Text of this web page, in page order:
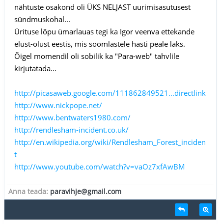
nähtuste osakond oli ÜKS NELJAST uurimisasutusest
sündmuskohal...
Ürituse lõpu ümarlauas tegi ka Igor veenva ettekande
elust-olust eestis, mis soomlastele hästi peale läks.
Õigel momendil oli sobilik ka "Para-web" tahvlile
kirjutatada...
http://picasaweb.google.com/111862849521...directlink
http://www.nickpope.net/
http://www.bentwaters1980.com/
http://rendlesham-incident.co.uk/
http://en.wikipedia.org/wiki/Rendlesham_Forest_inciden
t
http://www.youtube.com/watch?v=vaOz7xfAwBM
Anna teada: paravihje@gmail.com